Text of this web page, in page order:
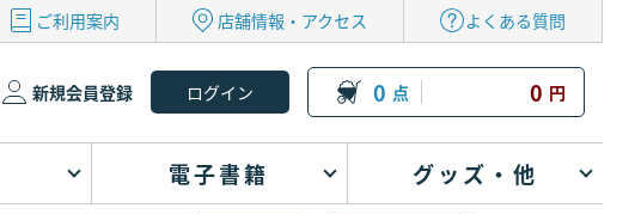
ご利用案内 店舗情報・アクセス よくある質問
新規会員登録 0 点 0 円
電子書籍 グッズ・他